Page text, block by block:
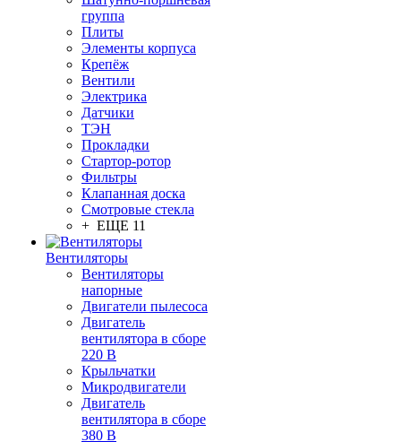
группа
Плиты
Элементы корпуса
Крепёж
Вентили
Электрика
Датчики
ТЭН
Прокладки
Стартор-ротор
Фильтры
Клапанная доска
Смотровые стекла
+ ЕЩЕ 11
Вентиляторы
Вентиляторы
напорные
Двигатели пылесоса
Двигатель
вентилятора в сборе
220 В
Крыльчатки
Микродвигатели
Двигатель
вентилятора в сборе
380 В